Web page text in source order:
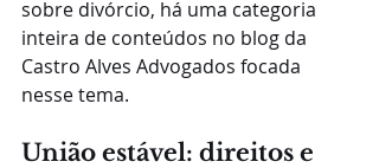
sobre divórcio, há uma categoria
inteira de conteúdos no blog da
Castro Alves Advogados focada
nesse tema.
União estável: direitos e